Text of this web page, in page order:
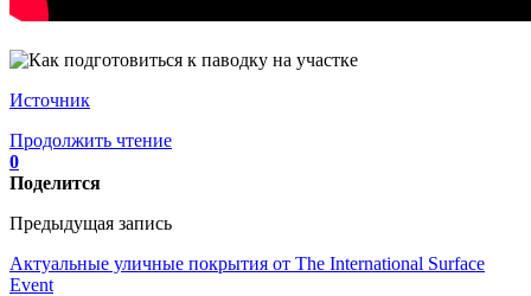
Источник
Продолжить чтение
0
Поделится
Предыдущая запись
Актуальные уличные покрытия от The International Surface
Event